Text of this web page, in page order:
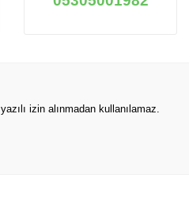
izin alınmadan kullanılamaz.